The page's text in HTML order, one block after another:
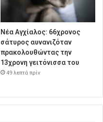
Νέα Αγχίαλος: 66χρονος
σάτυρος αυνανιζόταν
πρακολουθώντας την
13χρονη γειτόνισσα του
49 λεπτά πρίν